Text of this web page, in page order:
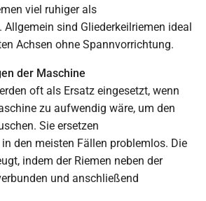
viel ruhiger als
sind Gliederkeilriemen ideal
Achsen ohne Spannvorrichtung.
der Maschine
oft als Ersatz eingesetzt, wenn
zu aufwendig wäre, um den
Sie ersetzen
den meisten Fällen problemlos. Die
indem der Riemen neben der
und anschließend